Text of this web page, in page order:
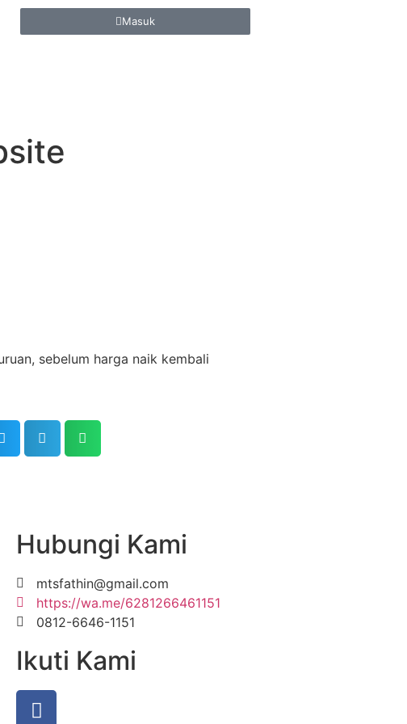
Masuk
sebelum harga naik kembali
Hubungi Kami
mtsfathin@gmail.com
https://wa.me/6281266461151
0812-6646-1151
Ikuti Kami